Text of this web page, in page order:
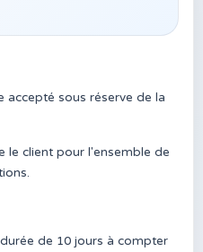
accepté sous réserve de la
le client pour l'ensemble de
de 10 jours à compter